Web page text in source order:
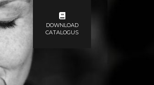
DOWNLOAD
CATALOGUS